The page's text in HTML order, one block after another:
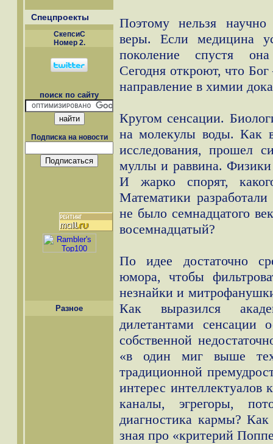
Спецпроекты
СкепсиС
Номер 2.
поиск по сайту
Подписка на новости
Разное
Поэтому нельзя
веры. Если медицина
поколение спустя
Сегодня откроют, что
направление в химии
Кругом сенсации.
на молекулы воды. Как
исследования, прошел
муллы и раввина.
И жарко спорят,
Математики
не было семнадцатого
восемнадцатый?
По идее достаточно
юмора, чтобы
незнайки и
Как выразился
дилетантами сенсации
собственной
«в один миг выше
традиционной
интерес интеллектуалов
каналы, эгрегоры,
диагностика кармы?
зная про «критерий